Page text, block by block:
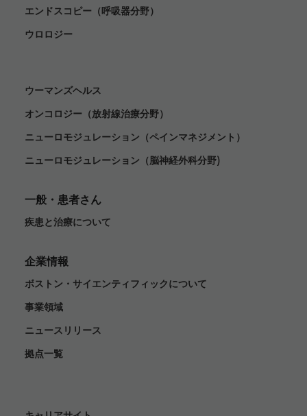
エンドスコピー（呼吸器分野）
ウロロジー
ウーマンズヘルス
オンコロジー（放射線治療分野）
ニューロモジュレーション（ペインマネジメント）
ニューロモジュレーション（脳神経外科分野)
一般・患者さん
疾患と治療について
企業情報
ボストン・サイエンティフィックについて
事業領域
ニュースリリース
拠点一覧